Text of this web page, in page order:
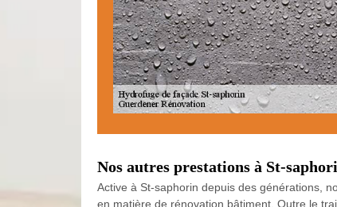
Nos autres prestations à St-
Active à St-saphorin depuis des générations,
en matière de rénovation bâtiment. Outre le